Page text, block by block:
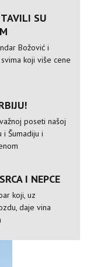
SU
Božović i
koji više cene
poseti našoj
i Šumadiju i
I NEPCE
koji, uz
daje vina